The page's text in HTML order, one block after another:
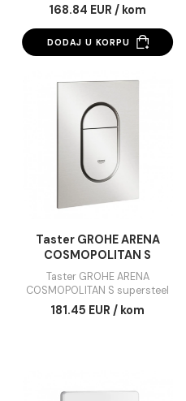
Taster GROHE
COSMOPOLITAN
brushed warm
Taster GROHE ARENA
COSMOPOLITAN S
warm sunset
168.84 EUR / kom
DODAJ U KORPU